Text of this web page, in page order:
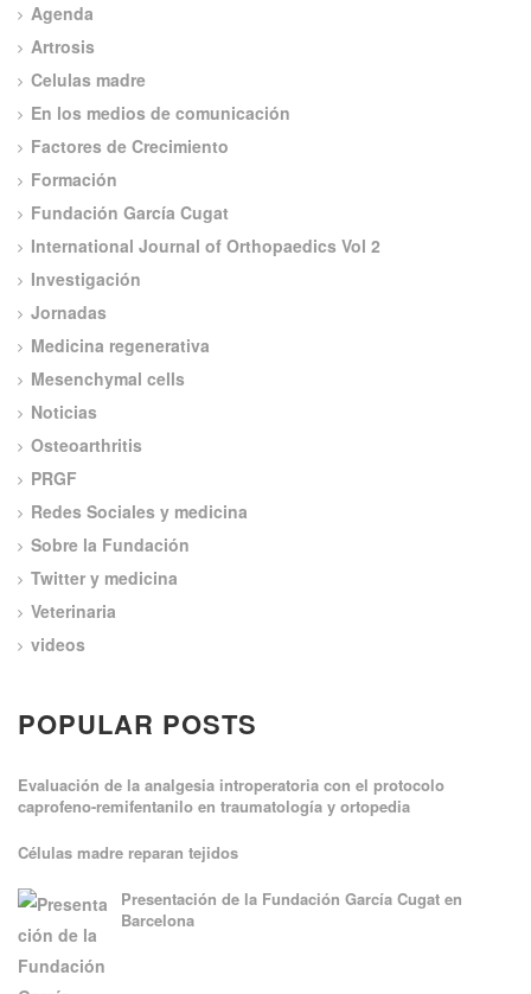
Agenda
Artrosis
Celulas madre
En los medios de comunicación
Factores de Crecimiento
Formación
Fundación García Cugat
International Journal of Orthopaedics Vol 2
Investigación
Jornadas
Medicina regenerativa
Mesenchymal cells
Noticias
Osteoarthritis
PRGF
Redes Sociales y medicina
Sobre la Fundación
Twitter y medicina
Veterinaria
videos
POPULAR POSTS
Evaluación de la analgesia introperatoria con el protocolo
caprofeno-remifentanilo en traumatología y ortopedia
Células madre reparan tejidos
Presentación de la Fundación García Cugat en
Barcelona